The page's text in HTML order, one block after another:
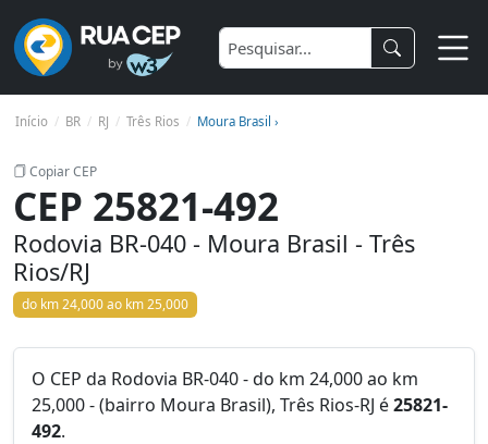
Início BR RJ Três Rios Moura Brasil ›
Copiar CEP
CEP 25821-492
Rodovia BR-040 - Moura Brasil - Três
Rios/RJ
do km 24,000 ao km 25,000
O CEP da Rodovia BR-040 - do km 24,000 ao km
25,000 - (bairro Moura Brasil), Três Rios-RJ é25821-
492.